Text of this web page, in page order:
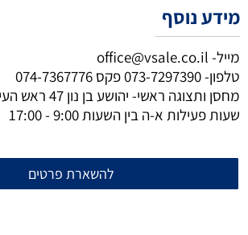
מידע נוסף
מייל- office@vsale.co.il
טלפון-073-7297390פקס 074-7367776
מחסן ותצוגה ראשי- יהושע בן נון 47 ראש העין
שעות פעילות א-ה בין השעות 9:00 - 17:00
להשארת פרטים